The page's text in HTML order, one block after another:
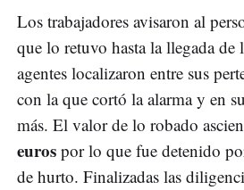
Los trabajadores avisaron al
que lo retuvo hasta la llegada de
agentes localizaron entre sus
con la que cortó la alarma y en
más. El valor de lo robado
euros por lo que fue detenido
de hurto. Finalizadas las